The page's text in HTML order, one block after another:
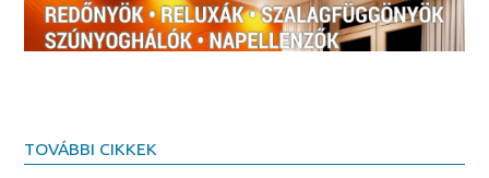
TOVÁBBI CIKKEK